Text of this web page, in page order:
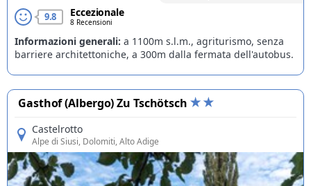
9.8 Eccezionale
8 Recensioni
Informazioni generali: a 1100m s.l.m., agriturismo, senza
barriere architettoniche, a 300m dalla fermata dell'autobus.
Gasthof (Albergo) Zu Tschötsch
Castelrotto
Alpe di Siusi, Dolomiti, Alto Adige
Offerte